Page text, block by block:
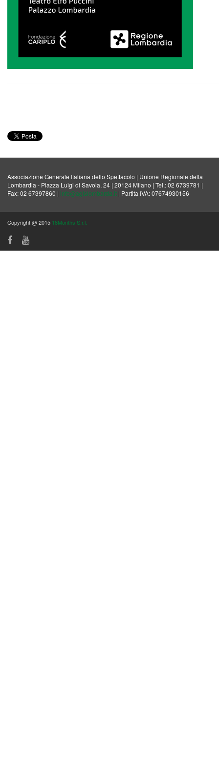
Associazione Generale Italiana dello Spettacolo | Unione Regionale della
Lombardia - Piazza Luigi di Savoia, 24 | 20124 Milano | Tel.: 02 6739781 |
Fax: 02 67397860 | info@agislombarda.it | Partita IVA: 07674930156
Copyright @ 2015 18Months S.r.l.